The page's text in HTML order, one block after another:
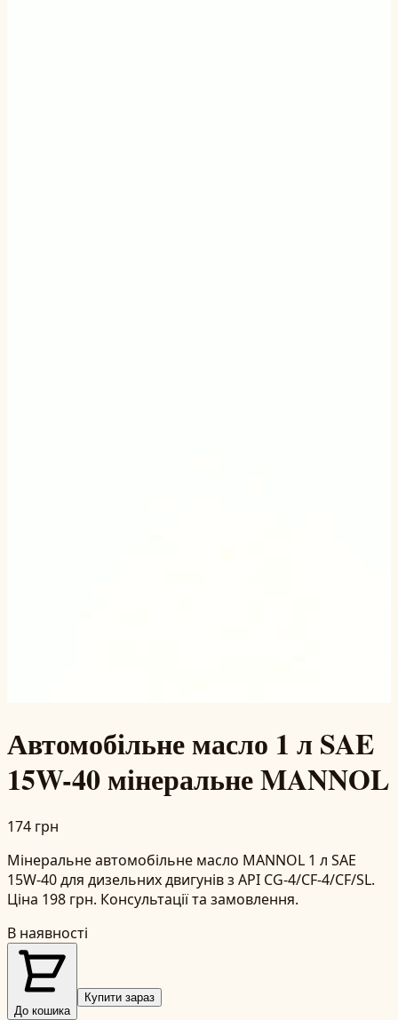
Автомобільне масло 1 л SAE
15W-40 мінеральне MANNOL
174 грн
Мінеральне автомобільне масло MANNOL 1 л SAE
15W-40 для дизельних двигунів з API CG-4/CF-4/CF/SL.
Ціна 198 грн. Консультації та замовлення.
В наявності
До кошика
Купити зараз